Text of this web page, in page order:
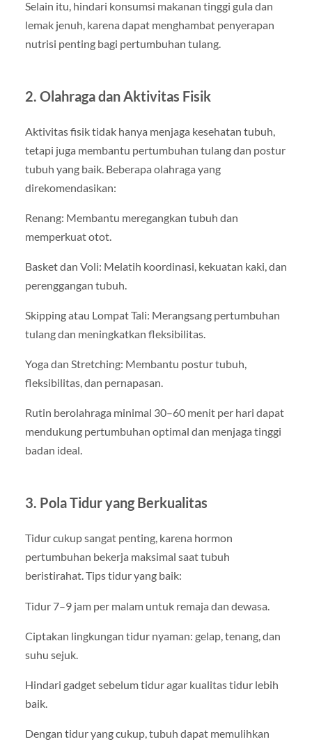
Selain itu, hindari konsumsi makanan tinggi gula dan
lemak jenuh, karena dapat menghambat penyerapan
nutrisi penting bagi pertumbuhan tulang.
2. Olahraga dan Aktivitas Fisik
Aktivitas fisik tidak hanya menjaga kesehatan tubuh,
tetapi juga membantu pertumbuhan tulang dan postur
tubuh yang baik. Beberapa olahraga yang
direkomendasikan:
Renang: Membantu meregangkan tubuh dan
memperkuat otot.
Basket dan Voli: Melatih koordinasi, kekuatan kaki, dan
perenggangan tubuh.
Skipping atau Lompat Tali: Merangsang pertumbuhan
tulang dan meningkatkan fleksibilitas.
Yoga dan Stretching: Membantu postur tubuh,
fleksibilitas, dan pernapasan.
Rutin berolahraga minimal 30–60 menit per hari dapat
mendukung pertumbuhan optimal dan menjaga tinggi
badan ideal.
3. Pola Tidur yang Berkualitas
Tidur cukup sangat penting, karena hormon
pertumbuhan bekerja maksimal saat tubuh
beristirahat. Tips tidur yang baik:
Tidur 7–9 jam per malam untuk remaja dan dewasa.
Ciptakan lingkungan tidur nyaman: gelap, tenang, dan
suhu sejuk.
Hindari gadget sebelum tidur agar kualitas tidur lebih
baik.
Dengan tidur yang cukup, tubuh dapat memulihkan